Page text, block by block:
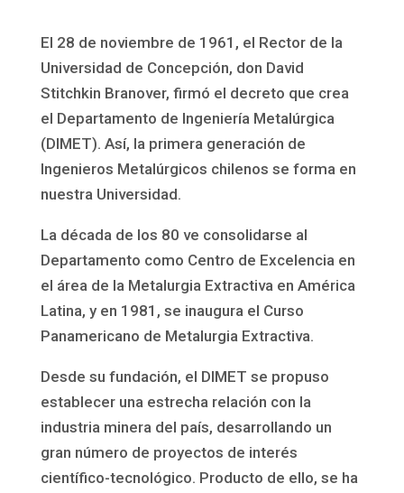
El 28 de noviembre de 1961, el Rector de la
Universidad de Concepción, don David
Stitchkin Branover, firmó el decreto que crea
el Departamento de Ingeniería Metalúrgica
(DIMET). Así, la primera generación de
Ingenieros Metalúrgicos chilenos se forma en
nuestra Universidad.
La década de los 80 ve consolidarse al
Departamento como Centro de Excelencia en
el área de la Metalurgia Extractiva en América
Latina, y en 1981, se inaugura el Curso
Panamericano de Metalurgia Extractiva.
Desde su fundación, el DIMET se propuso
establecer una estrecha relación con la
industria minera del país, desarrollando un
gran número de proyectos de interés
científico-tecnológico. Producto de ello, se ha